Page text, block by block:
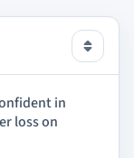
in
loss on